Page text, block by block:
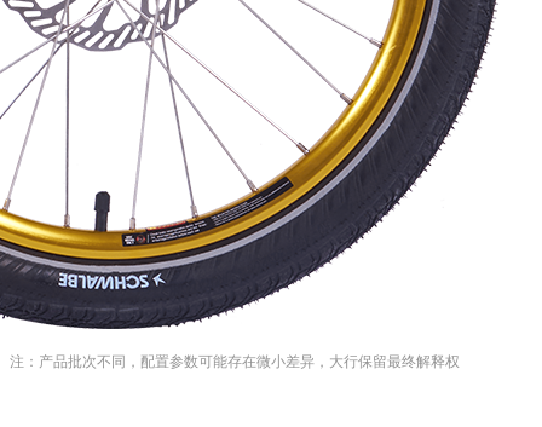
注：产品批次不同，配置参数可能存在微小差异，大行保留最终解释权